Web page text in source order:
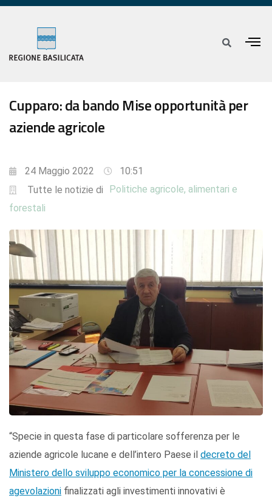
Cupparo: da bando Mise opportunità per
aziende agricole
24 Maggio 2022
10:51
Tutte le notizie di
Politiche agricole, alimentari e
forestali
“Specie in questa fase di particolare sofferenza per le
aziende agricole lucane e dell’intero Paese il decreto del
Ministero dello sviluppo economico per la concessione di
agevolazioni finalizzati agli investimenti innovativi è